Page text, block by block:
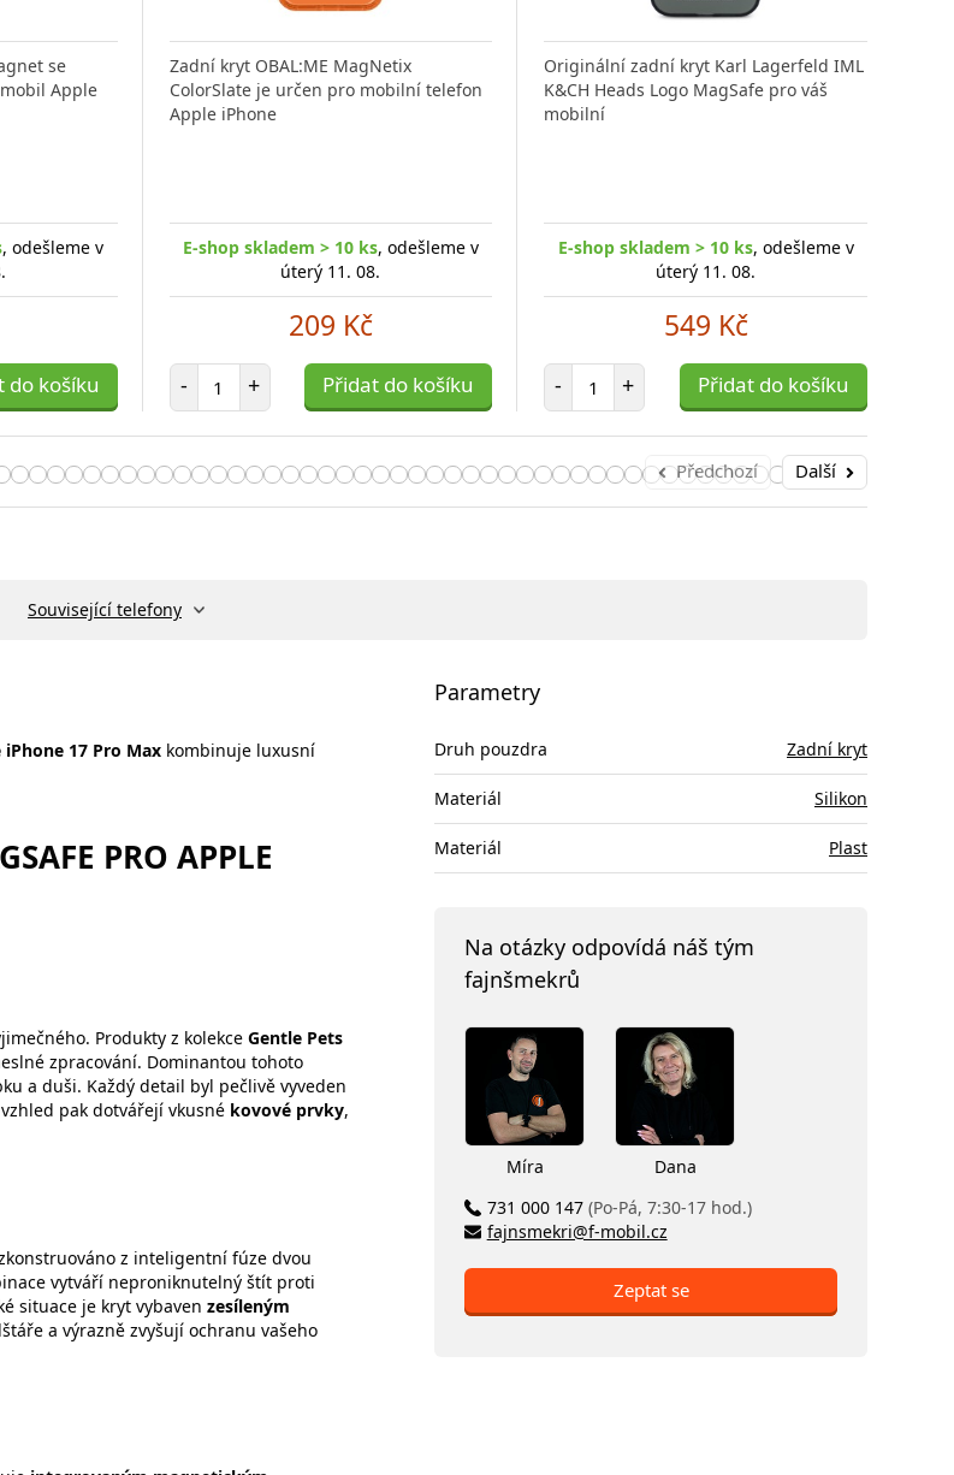
se
Apple
, odešleme v
do košíku
Zadní kryt OBAL:ME MagNetix
ColorSlate je určen pro mobilní telefon
Apple iPhone
E-shop skladem > 10 ks, odešleme v
úterý 11. 08.
209 Kč
- Počet položek
+ Přidat do košíku
Originální zadní kryt Karl Lagerfeld IML
K&CH Heads Logo MagSafe pro váš
mobilní
E-shop skladem > 10 ks, odešleme v
úterý 11. 08.
549 Kč
- Počet položek
+ Přidat do košíku
Předchozí Další
Výkon
Související telefony
iPhone 17 Pro Max kombinuje luxusní
PRO APPLE
Produkty z kolekce Gentle Pets
zpracování. Dominantou tohoto
a duši. Každý detail byl pečlivě vyveden
pak dotvářejí vkusné kovové prvky,
z inteligentní fúze dvou
vytváří neproniknutelný štít proti
situace je kryt vybaven zesíleným
a výrazně zvyšují ochranu vašeho
Parametry
Druh pouzdra Zadní kryt
Materiál Silikon
Materiál Plast
Na otázky odpovídá náš tým
fajnšmekrů
Míra
Dana
731 000 147 (Po-Pá, 7:30-17 hod.)
fajnsmekri@f-mobil.cz
Zeptat se